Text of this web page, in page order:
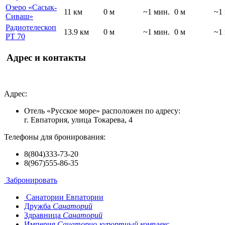
Озеро «Сасык-
Сиваш»
11 км 0 м ~1 мин. 0 м
~1
Радиотелескоп
РТ 70
13.9 км 0 м ~1 мин. 0 м ~1
Адрес и контакты
Адрес:
Отель «Русское море» расположен по адресу:
г. Евпатория, улица Токарева, 4
Телефоны для бронирования:
8(804)333-73-20
8(967)555-86-35
Забронировать
Санатории Евпатории
Дружба Санаторий
Здравница Санаторий